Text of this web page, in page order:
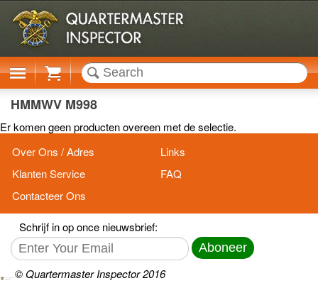
Cart
HMMWV M998
Er komen geen producten overeen met de selectie.
Over Ons / Adres
Links
Klanten Service
FAQ
Contacteer Ons
Schrijf in op once nieuwsbrief:
Aboneer
© Quartermaster Inspector 2016